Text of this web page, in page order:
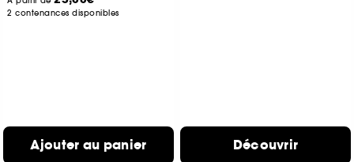
2 contenances disponibles
Ajouter au panier Découvrir